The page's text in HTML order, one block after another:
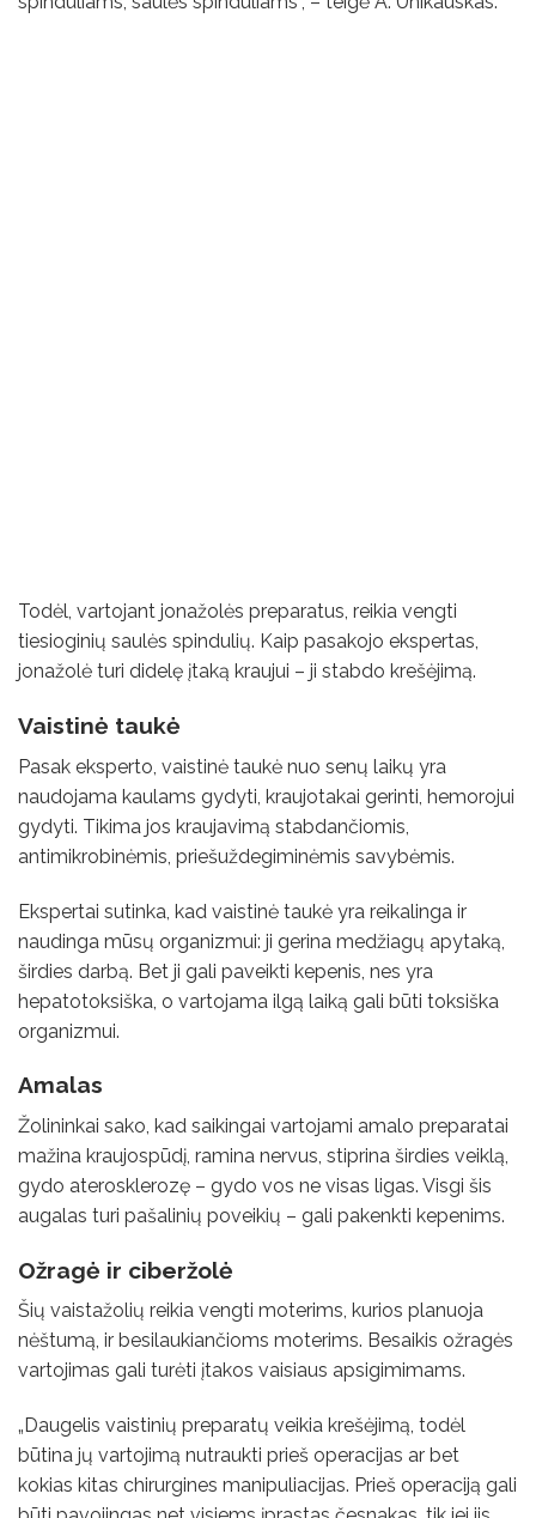
Todėl, vartojant jonažolės preparatus, reikia vengti
tiesioginių saulės spindulių. Kaip pasakojo ekspertas,
jonažolė turi didelę įtaką kraujui – ji stabdo krešėjimą.
Vaistinė taukė
Pasak eksperto, vaistinė taukė nuo senų laikų yra
naudojama kaulams gydyti, kraujotakai gerinti, hemorojui
gydyti. Tikima jos kraujavimą stabdančiomis,
antimikrobinėmis, priešuždegiminėmis savybėmis.
Ekspertai sutinka, kad vaistinė taukė yra reikalinga ir
naudinga mūsų organizmui: ji gerina medžiagų apytaką,
širdies darbą. Bet ji gali paveikti kepenis, nes yra
hepatotoksiška, o vartojama ilgą laiką gali būti toksiška
organizmui.
Amalas
Žolininkai sako, kad saikingai vartojami amalo preparatai
mažina kraujospūdį, ramina nervus, stiprina širdies veiklą,
gydo aterosklerozę – gydo vos ne visas ligas. Visgi šis
augalas turi pašalinių poveikių – gali pakenkti kepenims.
Ožragė ir ciberžolė
Šių vaistažolių reikia vengti moterims, kurios planuoja
nėštumą, ir besilaukiančioms moterims. Besaikis ožragės
vartojimas gali turėti įtakos vaisiaus apsigimimams.
„Daugelis vaistinių preparatų veikia krešėjimą, todėl
būtina jų vartojimą nutraukti prieš operacijas ar bet
kokias kitas chirurgines manipuliacijas. Prieš operaciją gali